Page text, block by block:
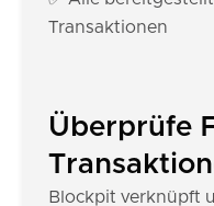
Transaktionen
Überprüfe
Blockpit verknüpft